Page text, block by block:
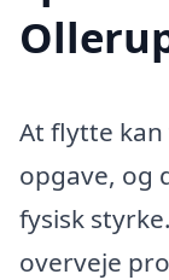
At flytte
opgave, og
fysisk
overveje